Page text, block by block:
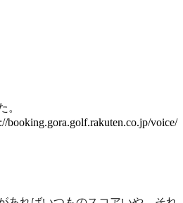
。
booking.gora.golf.rakuten.co.jp/voice/